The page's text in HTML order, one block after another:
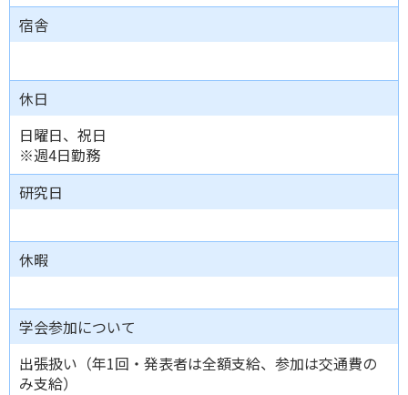
宿舎
休日
日曜日、祝日
※週4日勤務
研究日
休暇
学会参加について
出張扱い（年1回・発表者は全額支給、参加は交通費の
み支給）